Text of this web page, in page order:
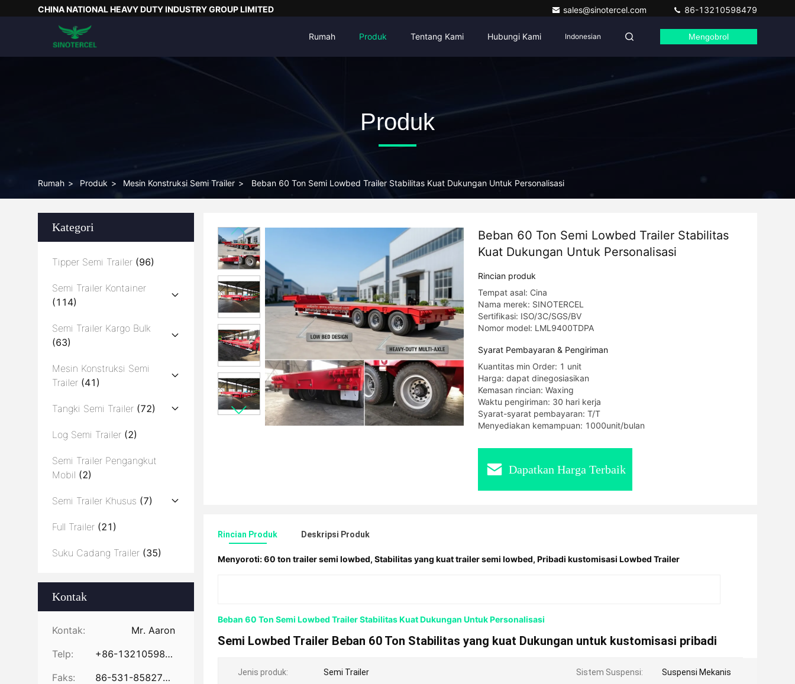
CHINA NATIONAL HEAVY DUTY INDUSTRY GROUP LIMITED sales@sinotercel.com 86-13210598479
Rumah Produk Tentang Kami Hubungi Kami Indonesian Mengobrol
Produk
Rumah > Produk > Mesin Konstruksi Semi Trailer > Beban 60 Ton Semi Lowbed Trailer Stabilitas Kuat Dukungan Untuk Personalisasi
Kategori
Tipper Semi Trailer (96)
Semi Trailer Kontainer
(114)
Semi Trailer Kargo Bulk
(63)
Mesin Konstruksi Semi
Trailer (41)
Tangki Semi Trailer (72)
Log Semi Trailer (2)
Semi Trailer Pengangkut
Mobil (2)
Semi Trailer Khusus (7)
Full Trailer (21)
Suku Cadang Trailer (35)
Kontak
Kontak:
Mr. Aaron
Telp:
+86-13210598479
Faks:
86-531-85827672
Beban 60 Ton Semi Lowbed Trailer Stabilitas
Kuat Dukungan Untuk Personalisasi
Rincian produk
Tempat asal: Cina
Nama merek: SINOTERCEL
Sertifikasi: ISO/3C/SGS/BV
Nomor model: LML9400TDPA
Syarat Pembayaran & Pengiriman
Kuantitas min Order: 1 unit
Harga: dapat dinegosiasikan
Kemasan rincian: Waxing
Waktu pengiriman: 30 hari kerja
Syarat-syarat pembayaran: T/T
Menyediakan kemampuan: 1000unit/bulan
Dapatkan Harga Terbaik
Rincian Produk Deskripsi Produk
Menyoroti:60 ton trailer semi lowbed, Stabilitas yang kuat trailer semi lowbed, Pribadi kustomisasi Lowbed Trailer
Beban 60 Ton Semi Lowbed Trailer Stabilitas Kuat Dukungan Untuk Personalisasi
Semi Lowbed Trailer Beban 60 Ton Stabilitas yang kuat Dukungan untuk kustomisasi pribadi
Jenis produk: Semi Trailer Sistem Suspensi: Suspensi Mekanis